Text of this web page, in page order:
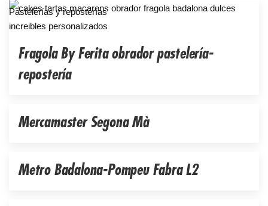
Fragola By Ferita obrador pastelería-
repostería
Pastelerías y reposterías
Mercamaster Segona Mà
Metro Badalona-Pompeu Fabra L2